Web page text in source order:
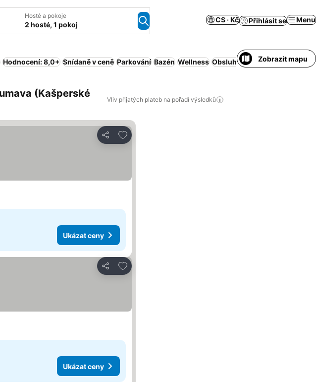
Hosté a pokoje
2 hosté, 1 pokoj
CS · Kč Přihlásit se Menu
Hodnocení: 8,0+ Snídaně v ceně Parkování Bazén Wellness Obsluhovaný apartmán
Zobrazit mapu
(Kašperské
Vliv přijatých plateb na pořadí výsledků
Sdílet
Přidat na seznam oblíbených hotelů
Ukázat ceny
Sdílet
Přidat na seznam oblíbených hotelů
Ukázat ceny